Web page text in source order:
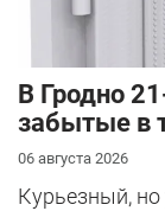
В Гродно
забытые в
06 августа 2026
Курьезный,